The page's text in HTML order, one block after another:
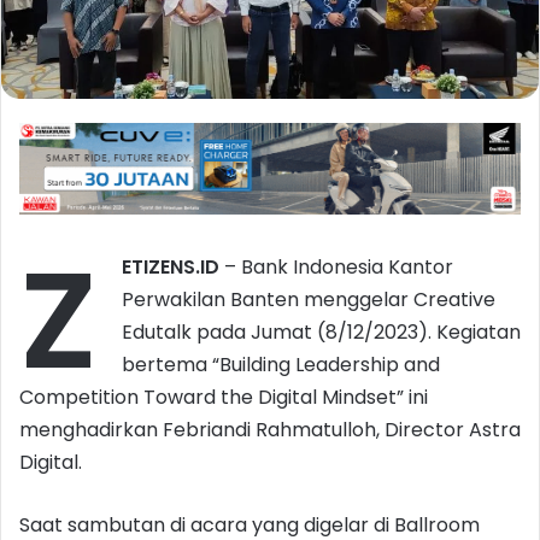
Z ETIZENS.ID – Bank Indonesia Kantor
Perwakilan Banten menggelar Creative
Edutalk pada Jumat (8/12/2023). Kegiatan
bertema “Building Leadership and
Competition Toward the Digital Mindset” ini
menghadirkan Febriandi Rahmatulloh, Director Astra
Digital.
Saat sambutan di acara yang digelar di Ballroom